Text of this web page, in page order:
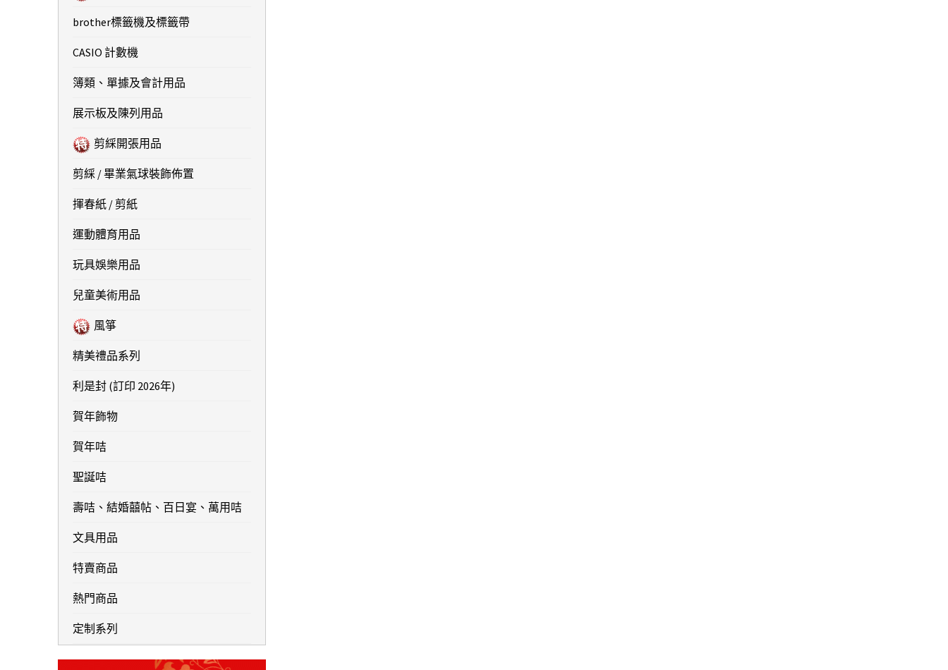
brother標籤機及標籤帶
CASIO 計數機
簿類、單據及會計用品
展示板及陳列用品
剪綵開張用品
剪綵 / 畢業氣球裝飾佈置
揮春紙 / 剪紙
運動體育用品
玩具娛樂用品
兒童美術用品
風箏
精美禮品系列
利是封 (訂印 2026年)
賀年飾物
賀年咭
聖誕咭
壽咭、結婚囍帖、百日宴、萬用咭
文具用品
特賣商品
熱門商品
定制系列